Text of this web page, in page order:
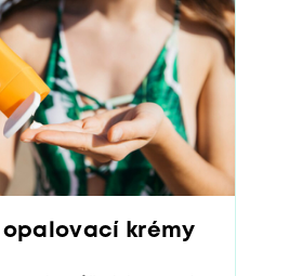
krémy